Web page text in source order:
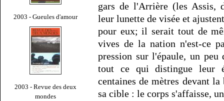
2003 - Gueules d'amour
2003 - Revue des deux
mondes
gars de l'Arrière (les Assis,
leur lunette de visée et
pour eux; il serait tout de
vives de la nation n'est-ce
pression sur l'épaule, un peu
tout ce qui distingue leur
centaines de mètres devant
sa cible : le corps s'affaisse,